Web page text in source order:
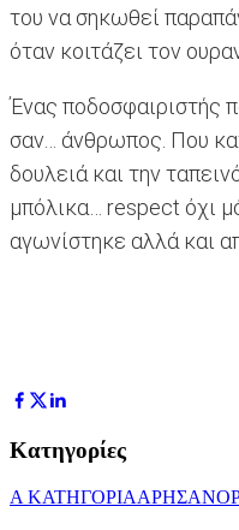
του να σηκωθεί
όταν κοιτάζει τον
Ένας ποδοσφαιριστής
σαν… άνθρωπος. Που
δουλειά και την
μπόλικα… respect όχι
αγωνίστηκε αλλά και
Κατηγορίες
Α ΚΑΤΗΓΟΡΙΑΑΡΗΣ